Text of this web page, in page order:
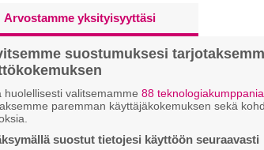
tukea. Perinteisen
ostaa osuuksia pelin tuotoista,
verran.
Arvostamme yksityisyyttäsi
suostumuksesi
huolellisesti valitsemamme 88 teknologiakumppania
paremman käyttäjäkokemuksen sekä
suostut tietojesi käyttöön seuraavasti